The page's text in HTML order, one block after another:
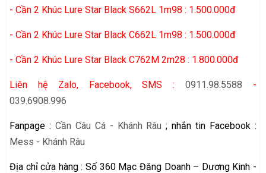
- Cần 2 Khúc Lure Star Black S662L 1m98 : 1.500.000đ
- Cần 2 Khúc Lure Star Black C662L 1m98 : 1.500.000đ
- Cần 2 Khúc Lure Star Black C762M 2m28 : 1.800.000đ
Liên hệ Zalo, Facebook, SMS :0911.98.5588 -
039.6908.996
Fanpage : Cần Câu Cá - Khánh Râu ; nhắn tin Facebook :
Mess - Khánh Râu
Địa chỉ cửa hàng : Số 360 Mạc Đăng Doanh – Dương Kinh -